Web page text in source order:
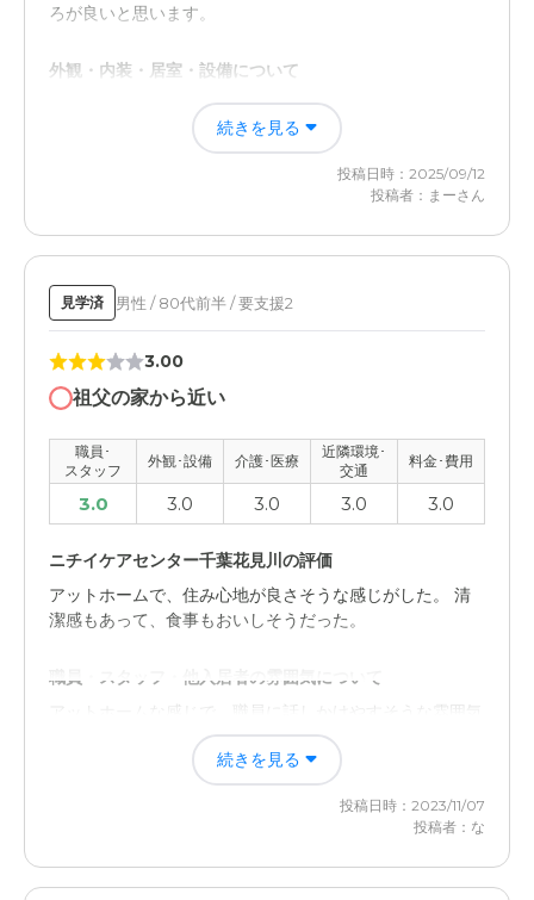
ろが良いと思います。
外観・内装・居室・設備について
初めての施設見学でしたが、施設内は明るく清潔感があ
り、スタッフの対応も丁寧で好印象でした。居室には全室
窓がありクローゼットと洗面や広いトイレが完備されてい
料金費用について
ところありません。面会もたくさん出来そうだと感じまし
た。気になるのはおでかけ出来そうもないところです。
続きを見る
投稿日時：2025/09/12
投稿者：まーさん
見学済 男性 / 80代前半 / 要支援2
3.00
祖父の家から近い
職員･
スタッフ
外観･設備 介護･医療
近隣環境･
交通
料金･費用
3.0 3.0 3.0 3.0 3.0
ニチイケアセンター千葉花見川の評価
アットホームで、住み心地が良さそうな感じがした。 清
潔感もあって、食事もおいしそうだった。
職員・スタッフ・他入居者の雰囲気について
アットホームな感じで、職員に話しかけやすそうな雰囲気
だった。 他入居者同士も仲良さそうだった。
シンプルで、落ち着きがある色合いの外観や内装。 清潔
続きを見る
投稿日時：2023/11/07
投稿者：な